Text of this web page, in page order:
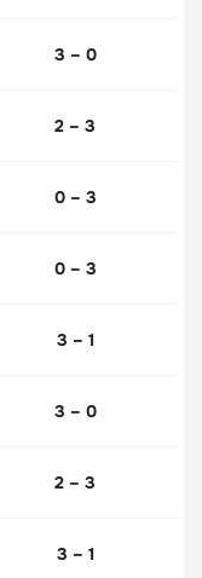
3 – 0
2 – 3
0 – 3
0 – 3
3 – 1
3 – 0
2 – 3
3 – 1